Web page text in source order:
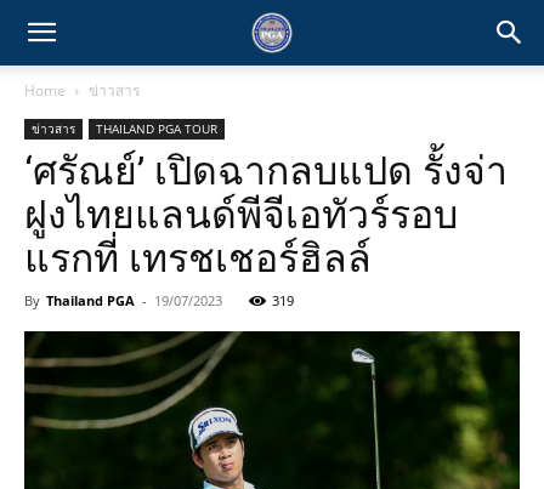
Home ข่าวสาร
ข่าวสาร THAILAND PGA TOUR
‘ศรัณย์’ เปิดฉากลบแปด รั้งจ่า
ฝูงไทยแลนด์พีจีเอทัวร์รอบ
แรกที่ เทรชเชอร์ฮิลล์
By Thailand PGA - 19/07/2023 319